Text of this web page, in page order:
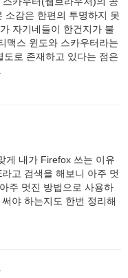
소감은 한편의 투명하지 못
자기네들이 한건지가 불
맥스 윈도와 스카우터라는
로 존재하고 있다는 점은
게 내가 Firefox 쓰는 이유
고 검색을 해보니 아주 멋
주 멋진 방법으로 사용하
야 하는지도 한번 정리해